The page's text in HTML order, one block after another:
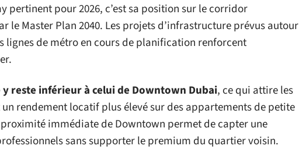
pertinent pour 2026, c’est sa position sur le corridor
le Master Plan 2040. Les projets d’infrastructure prévus autour
lignes de métro en cours de planification renforcent
reste inférieur à celui de Downtown Dubai, ce qui attire les
rendement locatif plus élevé sur des appartements de petite
immédiate de Downtown permet de capter une
sans supporter le premium du quartier voisin.